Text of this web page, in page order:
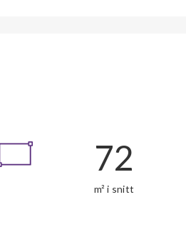
72
m² i snitt